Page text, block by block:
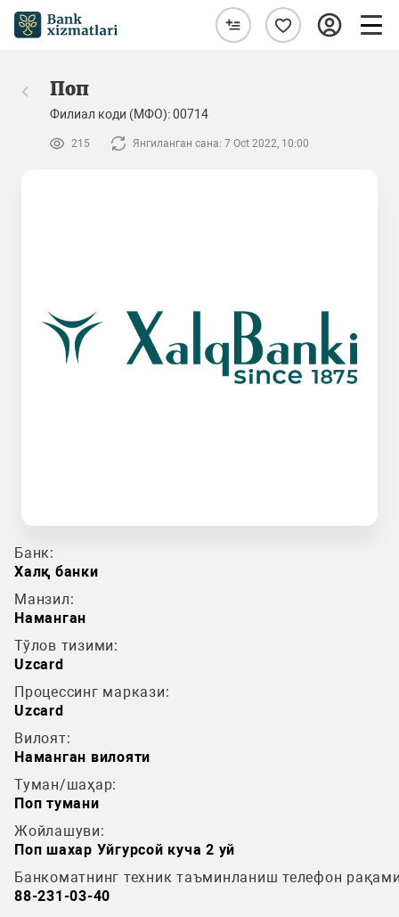
Поп
Филиал коди (МФО): 00714
215 Янгиланган сана: 7 Oct 2022, 10:00
Банк:
Халқ банки
Манзил:
Наманган
Тўлов тизими:
Uzcard
Процессинг маркази:
Uzcard
Вилоят:
Наманган вилояти
Туман/шаҳар:
Поп тумани
Жойлашуви:
Поп шахар Уйгурсой куча 2 уй
Банкоматнинг техник таъминланиш телефон
88-231-03-40